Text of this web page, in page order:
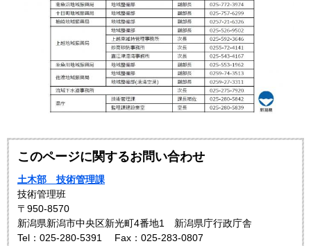
このページに関するお問い合わせ
土木部 技術管理課
技術管理班
〒950-8570
新潟県新潟市中央区新光町4番地1 新潟県庁行政庁舎
Tel：025-280-5391
Fax：025-283-0807